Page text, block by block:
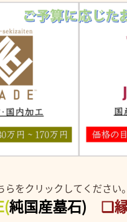
をクリックしてください。
(純国産墓石) ❑